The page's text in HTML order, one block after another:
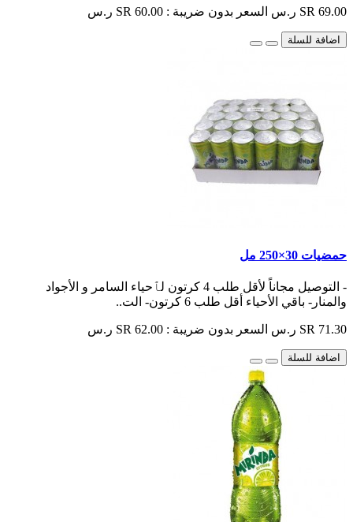
SR 69.00 ر.س السعر بدون ضريبة : SR 60.00 ر.س
اضافة للسلة
حمضيات 30×250 مل
- التوصيل مجاناً لأقل طلب 4 كرتون لٱحياء السامر و الأجواد
والمنار- باقي الأحياء أقل طلب 6 كرتون- الت..
SR 71.30 ر.س السعر بدون ضريبة : SR 62.00 ر.س
اضافة للسلة